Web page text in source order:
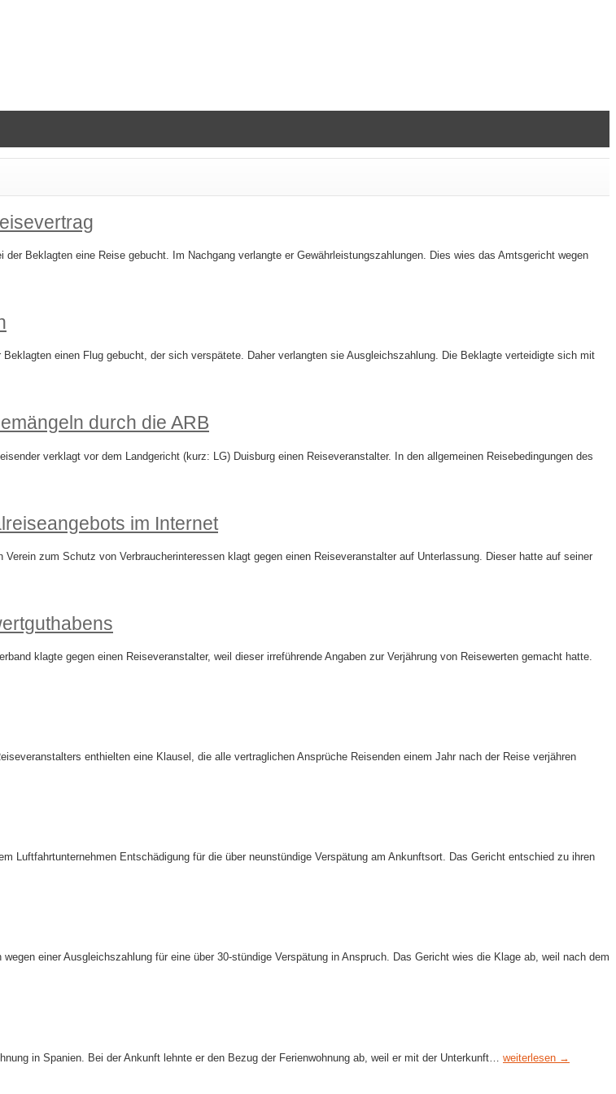
Beklagten eine Reise gebucht. Im Nachgang verlangte er Gewährleistungszahlungen. Dies wies das Amtsgericht wegen
einen Flug gebucht, der sich verspätete. Daher verlangten sie Ausgleichszahlung. Die Beklagte verteidigte sich mit
durch die ARB
verklagt vor dem Landgericht (kurz: LG) Duisburg einen Reiseveranstalter. In den allgemeinen Reisebedingungen des
im Internet
zum Schutz von Verbraucherinteressen klagt gegen einen Reiseveranstalter auf Unterlassung. Dieser hatte auf seiner
klagte gegen einen Reiseveranstalter, weil dieser irreführende Angaben zur Verjährung von Reisewerten gemacht hatte.
enthielten eine Klausel, die alle vertraglichen Ansprüche Reisenden einem Jahr nach der Reise verjähren
Luftfahrtunternehmen Entschädigung für die über neunstündige Verspätung am Ankunftsort. Das Gericht entschied zu ihren
einer Ausgleichszahlung für eine über 30-stündige Verspätung in Anspruch. Das Gericht wies die Klage ab, weil nach dem
in Spanien. Bei der Ankunft lehnte er den Bezug der Ferienwohnung ab, weil er mit der Unterkunft… weiterlesen →